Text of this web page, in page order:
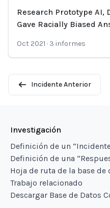
Loading...
Research Prototype AI,
Gave Racially Biased
Oct 2021 · 3 informes
Incidente Anterior
Investigación
Definición de un
Definición de una
Hoja de ruta de la base de
Trabajo relacionado
Descargar Base de Datos